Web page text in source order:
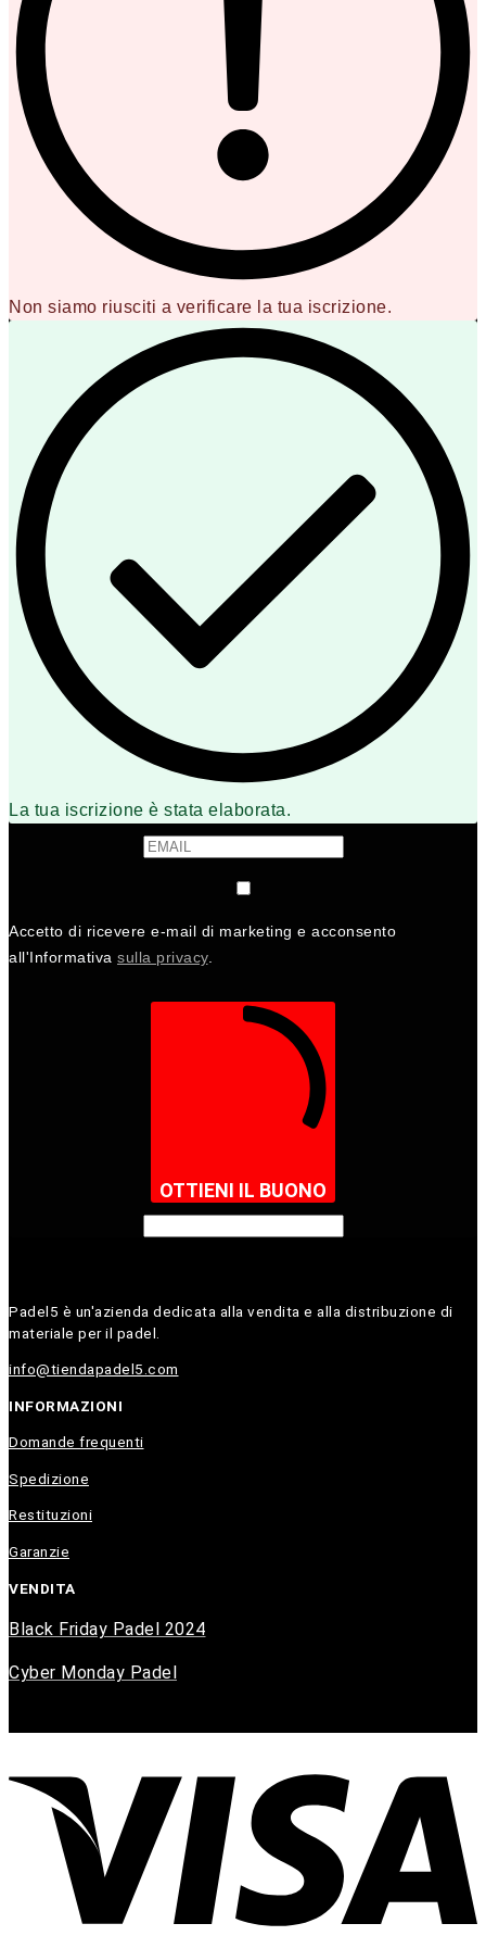
Non siamo riusciti a verificare la tua iscrizione.
La tua iscrizione è stata elaborata.
Accetto di ricevere e-mail di marketing e acconsento
all'Informativa sulla privacy.
OTTIENI IL BUONO
Padel5 è un'azienda dedicata alla vendita e alla distribuzione di
materiale per il padel.
info@tiendapadel5.com
INFORMAZIONI
Domande frequenti
Spedizione
Restituzioni
Garanzie
VENDITA
Black Friday Padel 2024
Cyber Monday Padel